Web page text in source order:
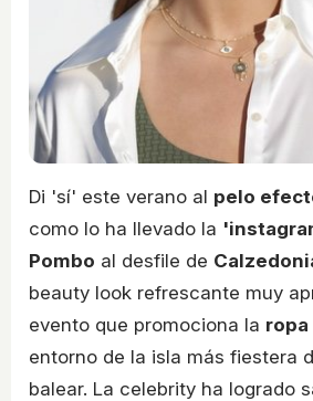
Di 'sí' este verano al pelo
como lo ha llevado la
Pombo al desfile de
beauty look refrescante muy
evento que promociona la ropa
entorno de la isla más fiestera
balear. La celebrity ha logrado